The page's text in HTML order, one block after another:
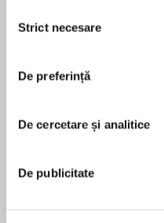
consimțământului
Strict necesare
De preferință
De cercetare și analitice
De publicitate
child she so
Marriage of
marriage instead.
small children, turns
comfort. When that
something else,
more than a Stand-In
În acest moment
Debbie
Debbie Macomber is a
USA TODAY